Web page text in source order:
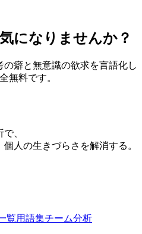
になりませんか？
癖と無意識の欲求を言語化し
無料です。
、
人の生きづらさを解消する。
覧用語集チーム分析